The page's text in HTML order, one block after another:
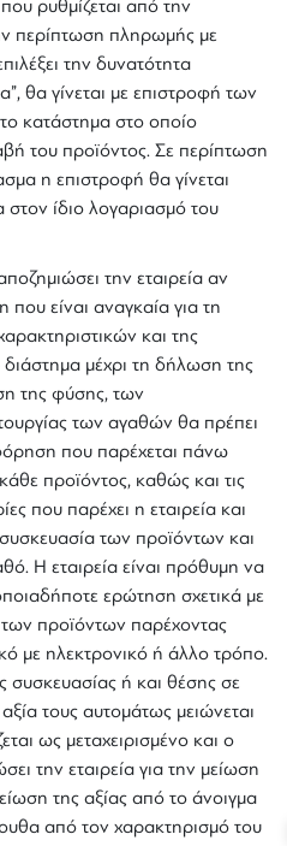
ρυθμίζεται από την
περίπτωση πληρωμής με
την δυνατότητα
θα γίνεται με επιστροφή των
κατάστημα στο οποίο
του προϊόντος. Σε περίπτωση
η επιστροφή θα γίνεται
στον ίδιο λογαριασμό του
την εταιρεία αν
είναι αναγκαία για τη
και της
μέχρι τη δήλωση της
της φύσης, των
των αγαθών θα πρέπει
που παρέχεται πάνω
προϊόντος, καθώς και τις
που παρέχει η εταιρεία και
των προϊόντων και
Η εταιρεία είναι πρόθυμη να
ερώτηση σχετικά με
των προϊόντων παρέχοντας
με ηλεκτρονικό ή άλλο τρόπο.
συσκευασίας ή και θέσης σε
τους αυτομάτως μειώνεται
ως μεταχειρισμένο και ο
την εταιρεία για την μείωση
της αξίας από το άνοιγμα
από τον χαρακτηρισμό του
h
e
t
i D